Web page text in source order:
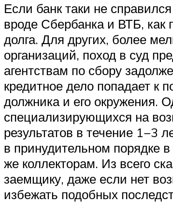
Если банк таки не
вроде Сбербанка и ВТБ, как
долга. Для других, более
организаций, поход в суд
агентствам по сбору
кредитное дело попадает к
должника и его окружения.
специализирующихся на
результатов в течение 1−3
в принудительном порядке
же коллекторам. Из всего
заемщику, даже если нет
избежать подобных